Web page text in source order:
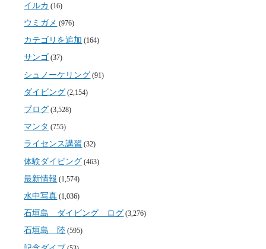
イルカ (16)
ウミガメ (976)
カテゴリを追加 (164)
サンゴ (37)
シュノーケリング (91)
ダイビング (2,154)
ブログ (3,528)
マンタ (755)
ライセンス講習 (32)
体験ダイビング (463)
最新情報 (1,574)
水中写真 (1,036)
石垣島 ダイビング ログ (3,276)
石垣島 陸 (595)